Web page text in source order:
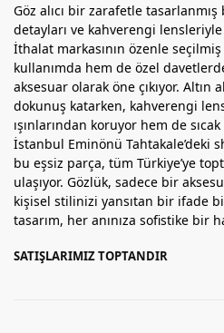
Göz alıcı bir zarafetle
detayları ve kahverengi lensleriyle
İthalat markasının özenle
kullanımda hem de özel
aksesuar olarak öne çıkıyor.
dokunuş katarken, kahverengi
ışınlarından koruyor hem de
İstanbul Eminönü Tahtakale’deki
bu eşsiz parça, tüm Türkiye’ye
ulaşıyor. Gözlük, sadece bir
kişisel stilinizi yansıtan bir ifade
tasarım, her anınıza sofistike bir
SATIŞLARIMIZ TOPTANDIR